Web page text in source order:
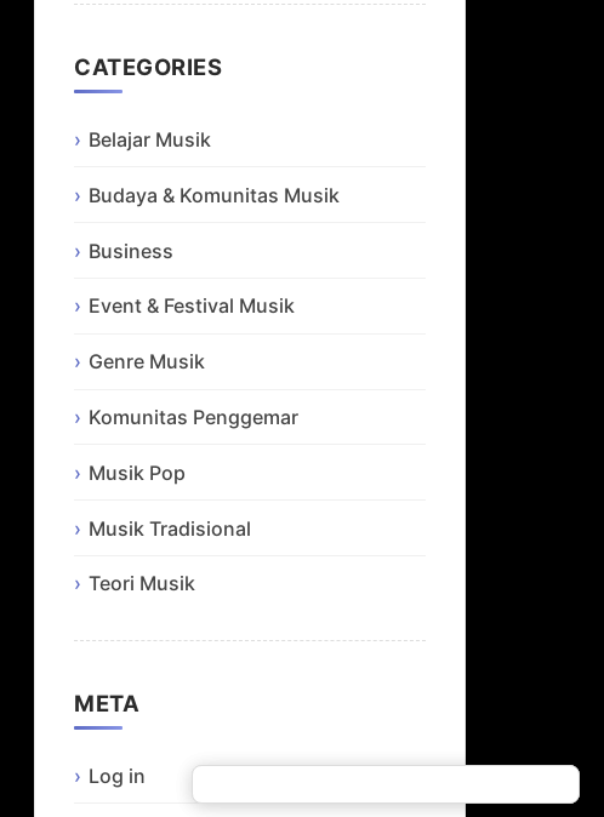
CATEGORIES
Belajar Musik
Budaya & Komunitas Musik
Business
Event & Festival Musik
Genre Musik
Komunitas Penggemar
Musik Pop
Musik Tradisional
Teori Musik
META
Log in